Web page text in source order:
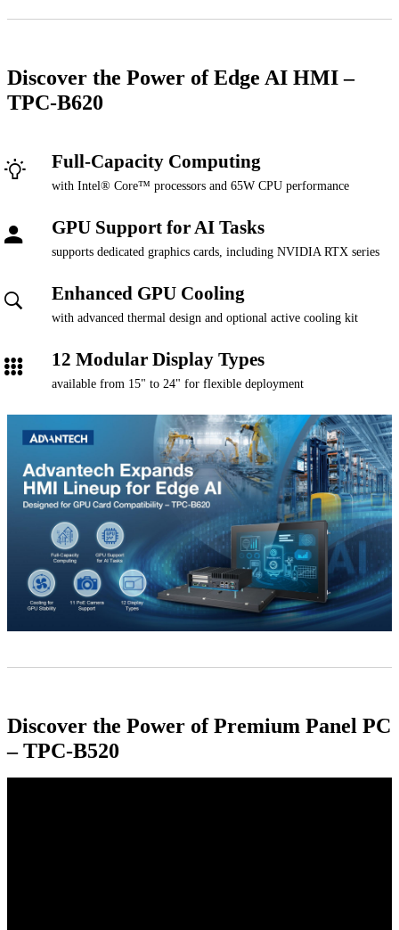
Discover the Power of Edge AI HMI –
TPC-B620
Full-Capacity Computing
with Intel® Core™ processors and 65W CPU performance
GPU Support for AI Tasks
supports dedicated graphics cards, including NVIDIA RTX series
Enhanced GPU Cooling
with advanced thermal design and optional active cooling kit
12 Modular Display Types
available from 15" to 24" for flexible deployment
Discover the Power of Premium Panel PC
– TPC-B520